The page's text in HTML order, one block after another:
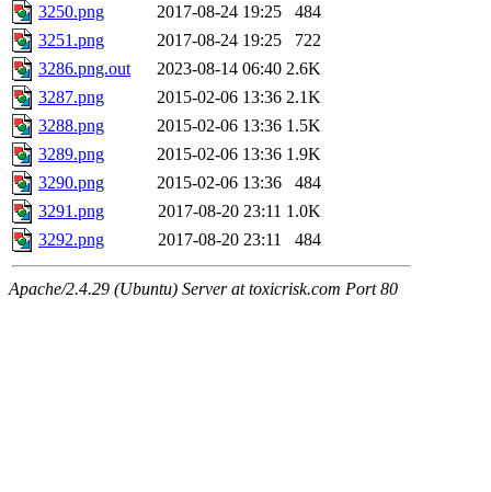
3250.png
2017-08-24 19:25
484
3251.png
2017-08-24 19:25
722
3286.png.out
2023-08-14 06:40 2.6K
3287.png
2015-02-06 13:36 2.1K
3288.png
2015-02-06 13:36 1.5K
3289.png
2015-02-06 13:36 1.9K
3290.png
2015-02-06 13:36
484
3291.png
2017-08-20 23:11 1.0K
3292.png
2017-08-20 23:11 484
Apache/2.4.29 (Ubuntu) Server at toxicrisk.com Port 80